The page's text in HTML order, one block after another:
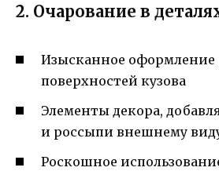
2. Очарование в
Изысканное
поверхностей кузова
Элементы декора,
и россыпи внешнему
Роскошное